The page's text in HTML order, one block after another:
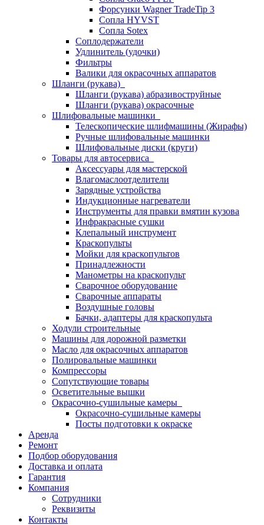
Форсунки Wagner TradeTip 3
Сопла HYVST
Сопла Sotex
Соплодержатели
Удлинитель (удочки)
Фильтры
Валики для окрасочных аппаратов
Шланги (рукава)
Шланги (рукава) абразивоструйные
Шланги (рукава) окрасочные
Шлифовальные машинки
Телескопические шлифмашины (Жирафы)
Ручные шлифовальные машинки
Шлифовальные диски (круги)
Товары для автосервиса
Аксессуары для мастерской
Влагомаслоотделители
Зарядные устройства
Индукционные нагреватели
Инструменты для правки вмятин кузова
Инфракрасные сушки
Клепальный инструмент
Краскопульты
Мойки для краскопультов
Принадлежности
Манометры на краскопульт
Сварочное оборудование
Сварочные аппараты
Воздушные головы
Бачки, адаптеры для краскопульта
Ходули строительные
Машины для дорожной разметки
Масло для окрасочных аппаратов
Полировальные машинки
Компрессоры
Сопутствующие товары
Осветительные вышки
Окрасочно-сушильные камеры
Окрасочно-сушильные камеры
Посты подготовки к окраске
Аренда
Ремонт
Подбор оборудования
Доставка и оплата
Гарантия
Компания
Сотрудники
Реквизиты
Контакты